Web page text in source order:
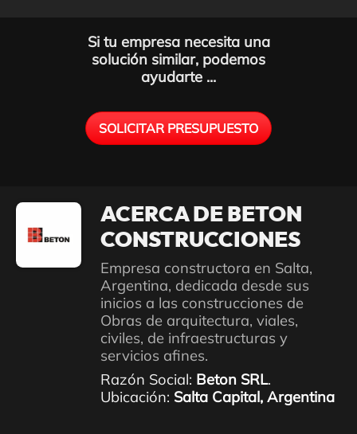
Si tu empresa necesita una
solución similar, podemos
ayudarte ...
SOLICITAR PRESUPUESTO
ACERCA DE BETON
CONSTRUCCIONES
Empresa constructora en Salta,
Argentina, dedicada desde sus
inicios a las construcciones de
Obras de arquitectura, viales,
civiles, de infraestructuras y
servicios afines.
Razón Social: Beton SRL.
Ubicación: Salta Capital, Argentina